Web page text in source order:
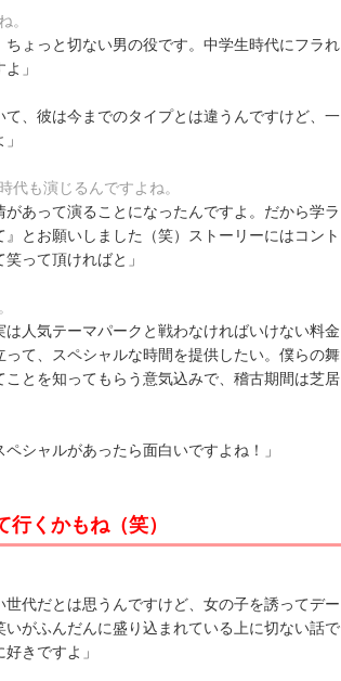
ょっと切ない男の役です。中学生時代にフラれ
」
、彼は今までのタイプとは違うんですけど、一
も演じるんですよね。
あって演ることになったんですよ。だから学ラ
とお願いしました（笑）ストーリーにはコント
って頂ければと」
人気テーマパークと戦わなければいけない料金
て、スペシャルな時間を提供したい。僕らの舞
とを知ってもらう意気込みで、稽古期間は芝居
シャルがあったら面白いですよね！」
くかもね（笑）
代だとは思うんですけど、女の子を誘ってデー
がふんだんに盛り込まれている上に切ない話で
きですよ」